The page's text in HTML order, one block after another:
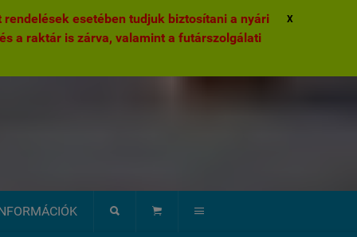
esetében tudjuk biztosítani a nyári
a raktár is zárva, valamint a futárszolgálati
X
  